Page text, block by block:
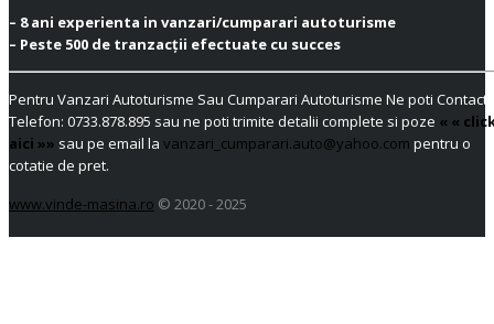
– 8 ani experienta in vanzari/cumparari autoturisme
– Peste 500 de tranzacții efectuate cu succes
Pentru Vanzari Autoturisme Sau Cumparari Autoturisme Ne poti
Telefon: 0733.878.895 sau ne poti trimite detalii complete si poze « «
aici »» sau pe email la vanzari_cumparari.auto@yahoo.com pentru o
cotatie de pret.
www.vinde-masina.ro © 2020 - 2025